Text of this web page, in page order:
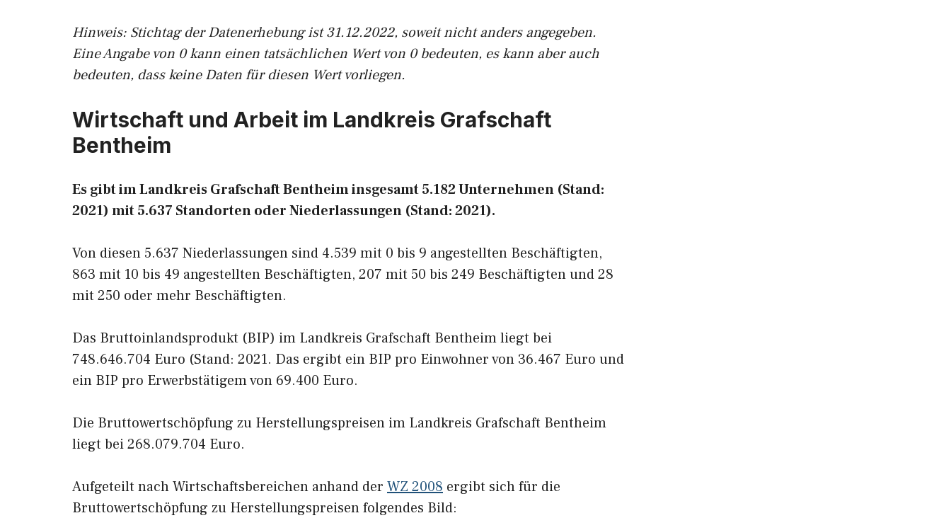
Hinweis: Stichtag der Datenerhebung ist 31.12.2022, soweit nicht anders angegeben.
Eine Angabe von 0 kann einen tatsächlichen Wert von 0 bedeuten, es kann aber auch
bedeuten, dass keine Daten für diesen Wert vorliegen.
Wirtschaft und Arbeit im Landkreis Grafschaft
Bentheim
Es gibt im Landkreis Grafschaft Bentheim insgesamt 5.182 Unternehmen (Stand:
2021) mit 5.637 Standorten oder Niederlassungen (Stand: 2021).
Von diesen 5.637 Niederlassungen sind 4.539 mit 0 bis 9 angestellten Beschäftigten,
863 mit 10 bis 49 angestellten Beschäftigten, 207 mit 50 bis 249 Beschäftigten und 28
mit 250 oder mehr Beschäftigten.
Das Bruttoinlandsprodukt (BIP) im Landkreis Grafschaft Bentheim liegt bei
748.646.704 Euro (Stand: 2021. Das ergibt ein BIP pro Einwohner von 36.467 Euro und
ein BIP pro Erwerbstätigem von 69.400 Euro.
Die Bruttowertschöpfung zu Herstellungspreisen im Landkreis Grafschaft Bentheim
liegt bei 268.079.704 Euro.
Aufgeteilt nach Wirtschaftsbereichen anhand der WZ 2008 ergibt sich für die
Bruttowertschöpfung zu Herstellungspreisen folgendes Bild: